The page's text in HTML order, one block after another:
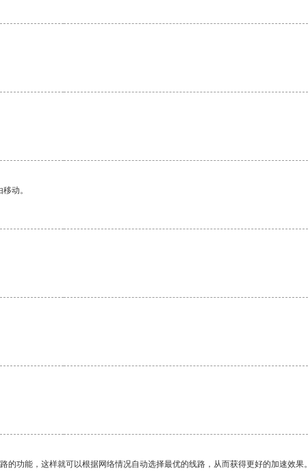
动。
功能，这样就可以根据网络情况自动选择最优的线路，从而获得更好的加速效果。